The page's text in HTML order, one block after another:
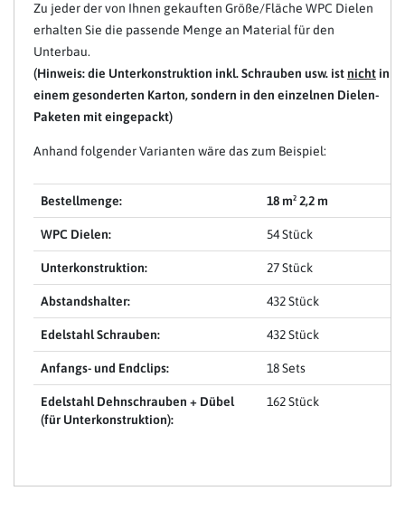
Zu jeder der von Ihnen gekauften Größe/Fläche WPC Dielen
erhalten Sie die passende Menge an Material für den
Unterbau.
(Hinweis: die Unterkonstruktion inkl. Schrauben usw. istnicht in
einem gesonderten Karton, sondern in den einzelnen Dielen-
Paketen mit eingepackt)
Anhand folgender Varianten wäre das zum Beispiel:
Bestellmenge: 18 m² 2,2 m
WPC Dielen: 54 Stück
Unterkonstruktion: 27 Stück
Abstandshalter: 432 Stück
Edelstahl Schrauben: 432 Stück
Anfangs- und Endclips: 18 Sets
Edelstahl Dehnschrauben + Dübel
(für Unterkonstruktion):
162 Stück